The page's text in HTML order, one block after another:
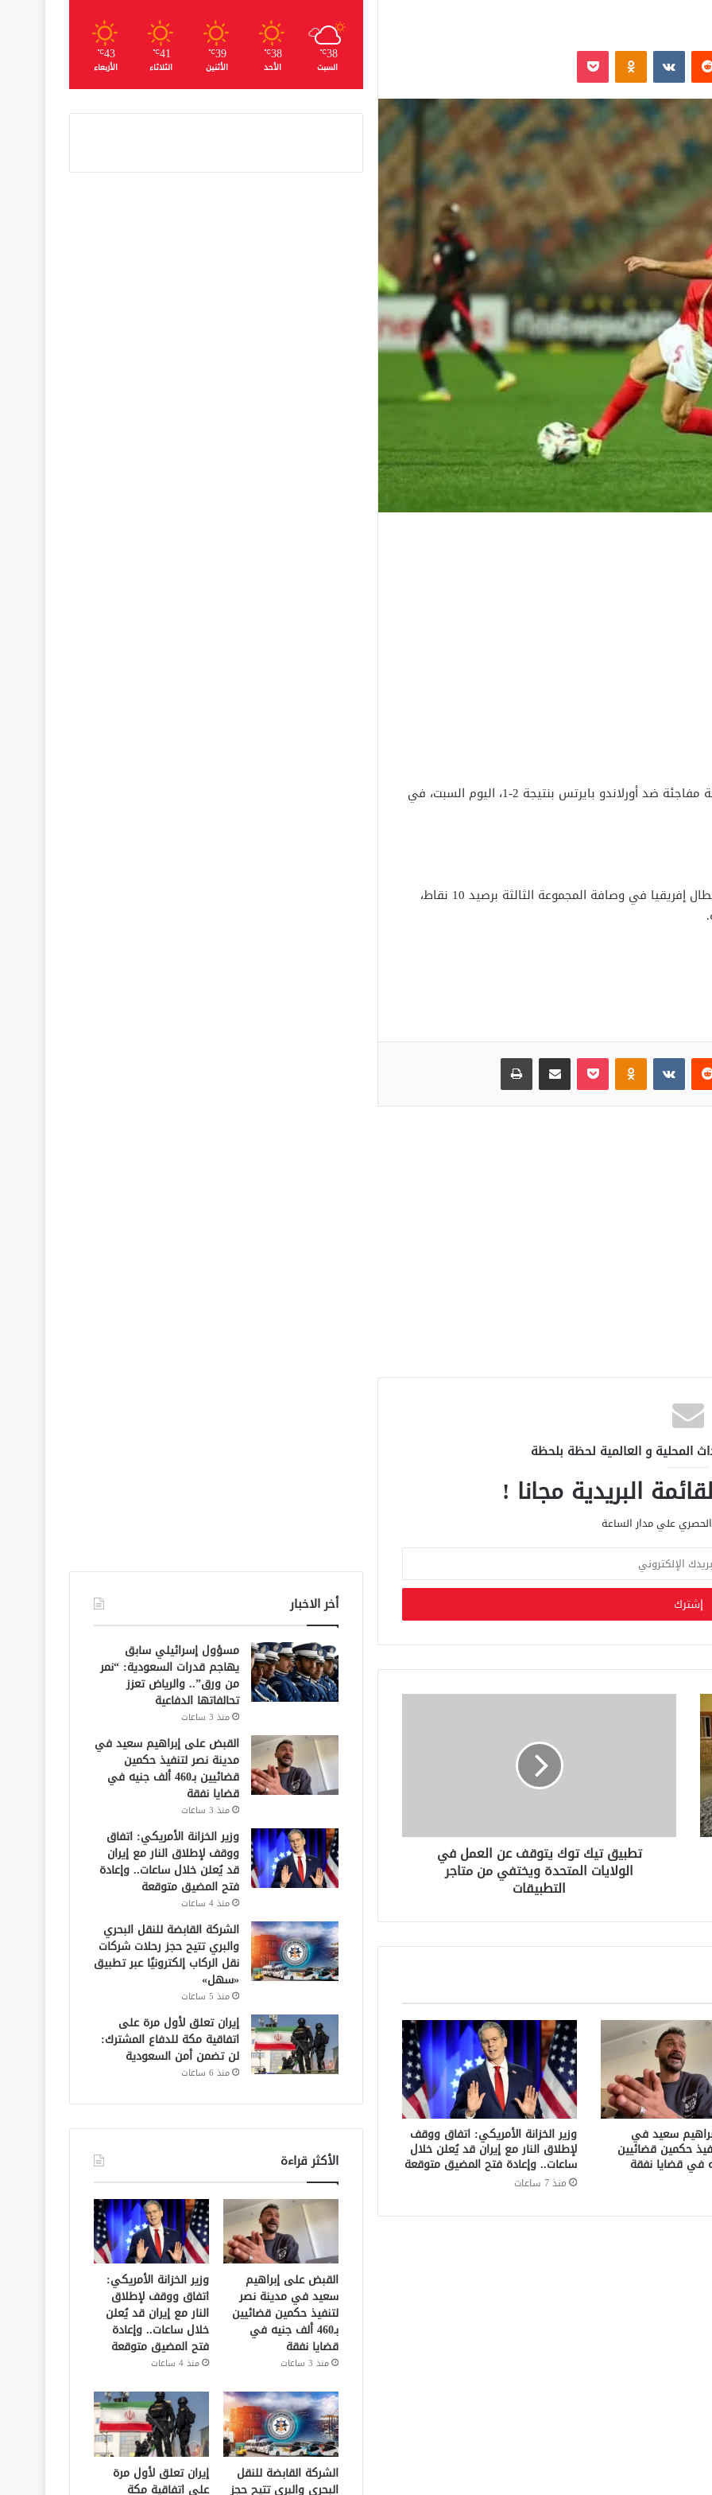
تلقى الفريق الأول لكرة القدم بالنادي الأهلي هزيمة مفاجئة ضد أورلاندو بايرتس بنتيجة 2-1، اليوم السبت، في
بهذه النتيجة يتأهل الأهلي إلى ربع نهائي دوري أبطال إفريقيا في وصافة المجموعة الثالثة برصيد 10 نقاط،
بوكيت
المحلية و العالمية لحظة بلحظة
البريدية مجانا !
تطبيق تيك توك يتوقف عن العمل في
الولايات المتحدة ويختفي من متاجر
التطبيقات
سعيد في
حكمين قضائيين
وزير الخزانة الأمريكي: اتفاق ووقف
لإطلاق النار مع إيران قد يُعلن خلال
ساعات.. وإعادة فتح المضيق متوقعة
منذ 7 ساعات
38
℃
السبت
38
℃
الأحد
39
℃
الأثنين
41
℃
الثلاثاء
43
℃
الأربعاء
أخر الاخبار
مسؤول إسرائيلي سابق
يهاجم قدرات السعودية: “نمر
من ورق”.. والرياض تعزز
تحالفاتها الدفاعية
منذ 3 ساعات
القبض على إبراهيم سعيد في
مدينة نصر لتنفيذ حكمين
قضائيين بـ460 ألف جنيه في
قضايا نفقة
منذ 3 ساعات
وزير الخزانة الأمريكي: اتفاق
ووقف لإطلاق النار مع إيران
قد يُعلن خلال ساعات.. وإعادة
فتح المضيق متوقعة
منذ 4 ساعات
الشركة القابضة للنقل البحري
والبري تتيح حجز رحلات شركات
نقل الركاب إلكترونيًا عبر تطبيق
«سهل»
منذ 5 ساعات
إيران تعلق لأول مرة على
اتفاقية مكة للدفاع المشترك:
لن تضمن أمن السعودية
منذ 6 ساعات
الأكثر قراءة
القبض على إبراهيم
سعيد في مدينة نصر
لتنفيذ حكمين قضائيين
بـ460 ألف جنيه في
قضايا نفقة
منذ 3 ساعات
وزير الخزانة الأمريكي:
اتفاق ووقف لإطلاق
النار مع إيران قد يُعلن
خلال ساعات.. وإعادة
فتح المضيق متوقعة
منذ 4 ساعات
الشركة القابضة للنقل
البحري والبري تتيح حجز
إيران تعلق لأول مرة
على اتفاقية مكة